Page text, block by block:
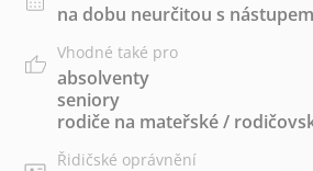
na dobu neurčitou s
Vhodné také pro
absolventy
seniory
rodiče na mateřské /
Řidičské oprávnění